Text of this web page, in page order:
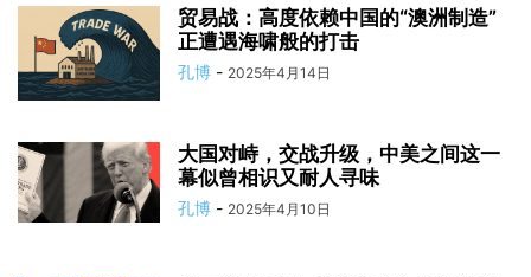
贸易战：高度依赖中国的“澳洲制造”
正遭遇海啸般的打击
孔博 - 2025年4月14日
大国对峙，交战升级，中美之间这一
幕似曾相识又耐人寻味
孔博 - 2025年4月10日